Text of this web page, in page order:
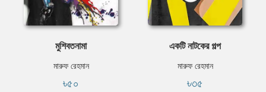
মুশিবতনামা
মারুফ রেহমান
৳৫০
একটি নাটকের গল্প
মারুফ রেহমান
৳৩৫